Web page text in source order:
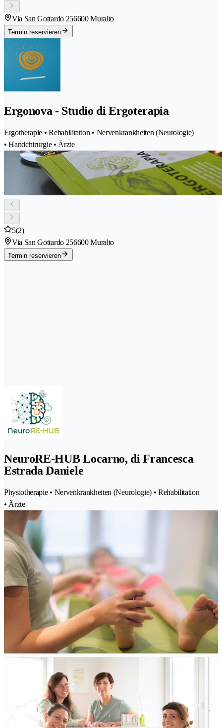
Via San Gottardo 256600 Muralto
Termin reservieren
Ergonova - Studio di Ergoterapia
Ergotherapie • Rehabilitation • Nervenkrankheiten (Neurologie)
• Handchirurgie • Ärzte
5(2)
Via San Gottardo 256600 Muralto
Termin reservieren
NeuroRE-HUB Locarno, di Francesca
Estrada Daniele
Physiotherapie • Nervenkrankheiten (Neurologie) • Rehabilitation
• Ärzte